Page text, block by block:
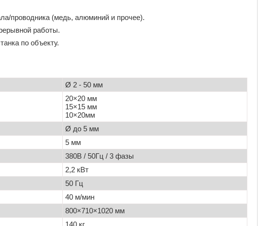
проводника (медь, алюминий и прочее).
работы.
по объекту.
Ø 2 - 50 мм
20×20 мм
15×15 мм
10×20мм
Ø до 5 мм
5 мм
380В / 50Гц / 3 фазы
2,2 кВт
50 Гц
40 м/мин
800×710×1020 мм
140 кг